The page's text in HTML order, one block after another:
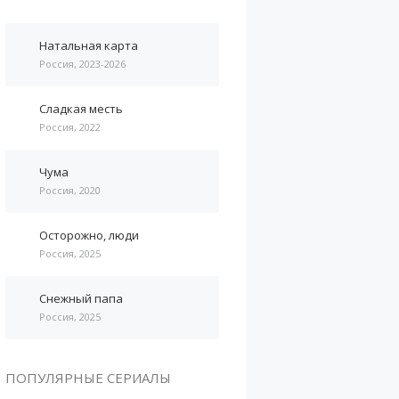
Натальная карта
Россия, 2023-2026
Сладкая месть
Россия, 2022
Чума
Россия, 2020
Осторожно, люди
Россия, 2025
Снежный папа
Россия, 2025
ПОПУЛЯРНЫЕ СЕРИАЛЫ